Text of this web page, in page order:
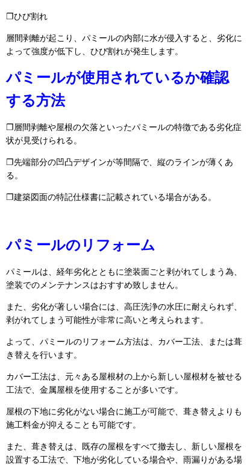
❐ひび割れ
層間剥離が起こり、パミールの内部に水が侵入すると、劣化に
よって強度が低下し、ひび割れが発生します。
パミールが使用されているか確認
する方法
❐層間剥離や屋根の欠落といったパミールの特徴である劣化症
状が見受けられる。
❐先端部分の凹凸デザインが等間隔で、縦のラインが薄くあ
る。
❐建築図面の特記仕様書に記載されている場合がある。
パミールのリフォーム
パミールは、経年劣化とともに塗装面ごと剥がれてしまう為、
塗装でのメンテナンスはおすすめ致しません。
また、劣化が著しい場合には、高圧洗浄の水圧に耐えられず、
剥がれてしまう可能性が非常に高いと考えられます。
よって、パミールのリフォーム方法は、カバー工法、または葺
き替えを行います。
カバー工法は、元々ある屋根材の上から新しい屋根材を被せる
工法で、金属屋根を使用することが多いです。
屋根の下地に劣化がない場合に施工が可能で、葺き替えよりも
施工料金が抑えることも可能です。
また、葺き替えは、既存の屋根をすべて撤去し、新しい屋根を
設置する工法で、下地が劣化している場合や、雨漏りがある場